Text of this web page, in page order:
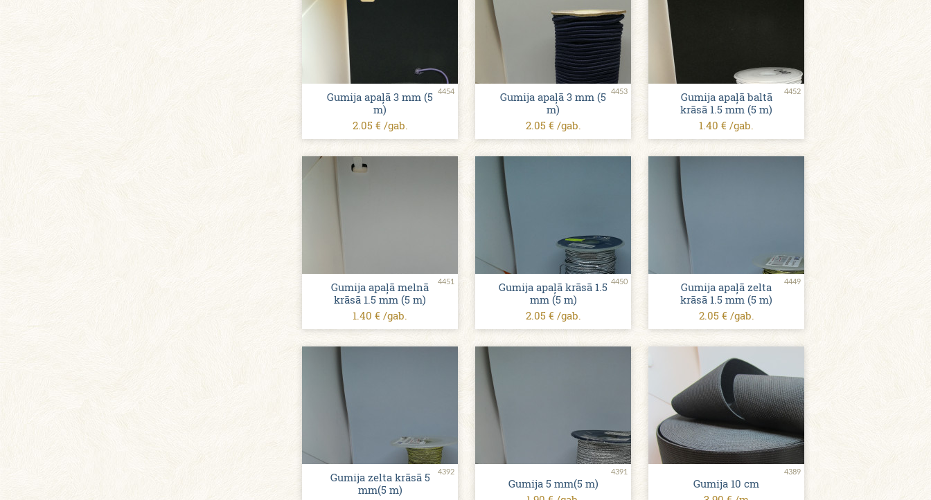
4454
Gumija apaļā 3 mm (5
m)
2.05 € /gab.
4453
Gumija apaļā 3 mm (5
m)
2.05 € /gab.
4452
Gumija apaļā baltā
krāsā 1.5 mm (5 m)
1.40 € /gab.
4451
Gumija apaļā melnā
krāsā 1.5 mm (5 m)
1.40 € /gab.
4450
Gumija apaļā krāsā 1.5
mm (5 m)
2.05 € /gab.
4449
Gumija apaļā zelta
krāsā 1.5 mm (5 m)
2.05 € /gab.
4392
Gumija zelta krāsā 5
mm(5 m)
4391
Gumija 5 mm(5 m)
4389
Gumija 10 сm